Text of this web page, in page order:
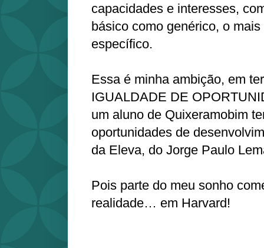
capacidades e interesses,
básico como genérico, o
específico.
Essa é minha ambição, em
IGUALDADE DE
um aluno de Quixeramobim
oportunidades de
da Eleva, do Jorge Paulo
Pois parte do meu sonho
realidade… em Harvard!